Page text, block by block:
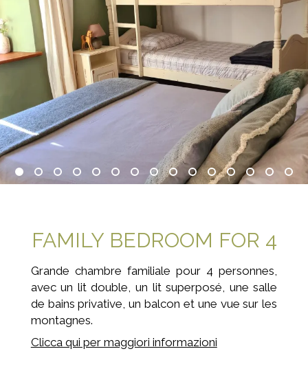
FAMILY BEDROOM FOR 4
Grande chambre familiale pour 4 personnes,
avec un lit double, un lit superposé, une salle
de bains privative, un balcon et une vue sur les
montagnes.
Clicca qui per maggiori informazioni